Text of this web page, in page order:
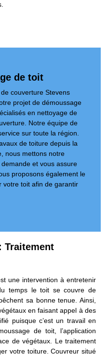
de toit
couverture Stevens
projet de démoussage
en nettoyage de
Notre équipe de
sur toute la région.
de toiture depuis la
nous mettons notre
et vous assure
proposons également le
votre toit afin de garantir
Traitement
une intervention à entretenir
temps le toit se couvre de
sa bonne tenue. Ainsi,
en faisant appel à des
puisque c’est un travail en
de toit, l’application
de végétaux. Le traitement
votre toiture. Couvreur situé